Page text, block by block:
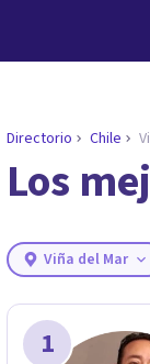
ENCONTRAR MI
necesidades.
Directorio Chile
Los
Viña del Mar
1